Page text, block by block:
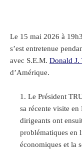
Le 15 mai 2026 à
s’est entretenue
avec S.E.M. Donald J.
d’Amérique.
Le Président
sa récente visite
dirigeants ont
problématiques en
économiques et la